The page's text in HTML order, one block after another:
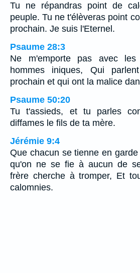
Tu ne répandras point de
peuple. Tu ne t'élèveras point
prochain. Je suis l'Eternel.
Psaume 28:3
Ne m'emporte pas avec
hommes iniques, Qui
prochain et qui ont la malice
Psaume 50:20
Tu t'assieds, et tu parles
diffames le fils de ta mère.
Jérémie 9:4
Que chacun se tienne en
qu'on ne se fie à aucun de
frère cherche à tromper, Et
calomnies.